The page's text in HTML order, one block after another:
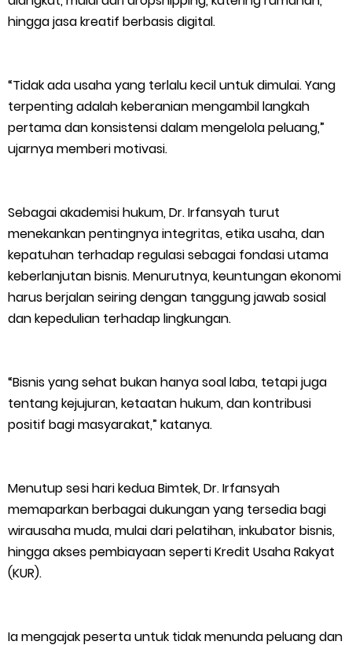
Sejarah Perjuangan Lahirnya Kabupaten Kepulauan
Friday, 7 August
hingga jasa kreatif berbasis digital.
“Tidak ada usaha yang terlalu kecil untuk dimulai. Yang
terpenting adalah keberanian mengambil langkah
pertama dan konsistensi dalam mengelola peluang,”
ujarnya memberi motivasi.
Sebagai akademisi hukum, Dr. Irfansyah turut
menekankan pentingnya integritas, etika usaha, dan
kepatuhan terhadap regulasi sebagai fondasi utama
keberlanjutan bisnis. Menurutnya, keuntungan ekonomi
harus berjalan seiring dengan tanggung jawab sosial
dan kepedulian terhadap lingkungan.
“Bisnis yang sehat bukan hanya soal laba, tetapi juga
tentang kejujuran, ketaatan hukum, dan kontribusi
positif bagi masyarakat,” katanya.
Menutup sesi hari kedua Bimtek, Dr. Irfansyah
memaparkan berbagai dukungan yang tersedia bagi
wirausaha muda, mulai dari pelatihan, inkubator bisnis,
hingga akses pembiayaan seperti Kredit Usaha Rakyat
(KUR).
Ia mengajak peserta untuk tidak menunda peluang dan